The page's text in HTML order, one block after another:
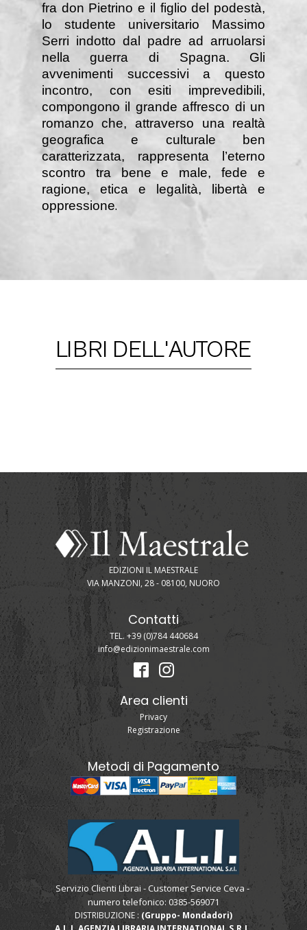
fra don Pietrino e il figlio del podestà,
lo studente universitario Massimo
Serri indotto dal padre ad arruolarsi
nella guerra di Spagna. Gli
avvenimenti successivi a questo
incontro, con esiti imprevedibili,
compongono il grande affresco di un
romanzo che, attraverso una realtà
geografica e culturale ben
caratterizzata, rappresenta l’eterno
scontro tra bene e male, fede e
ragione, etica e legalità, libertà e
oppressione.
LIBRI DELL'AUTORE
EDIZIONI IL MAESTRALE
VIA MANZONI, 28 - 08100, NUORO
Contatti
TEL. +39 (0)784 440684
info@edizionimaestrale.com
Area clienti
Privacy
Registrazione
Metodi di Pagamento
Servizio Clienti Librai - Customer Service Ceva -
numero telefonico: 0385-569071
DISTRIBUZIONE : (Gruppo- Mondadori)